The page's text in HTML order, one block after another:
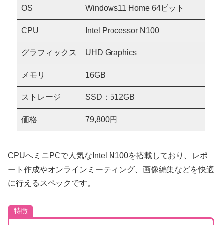
OS Windows11 Home 64ビット
CPU Intel Processor N100
グラフィックス UHD Graphics
メモリ 16GB
ストレージ SSD：512GB
価格 79,800円
CPUへミニPCで人気なIntel N100を搭載しており、レポ
ート作成やオンラインミーティング、画像編集などを快適
に行えるスペックです。
特徴